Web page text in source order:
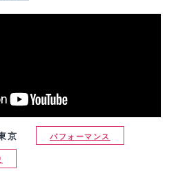
京 パフォーマンス